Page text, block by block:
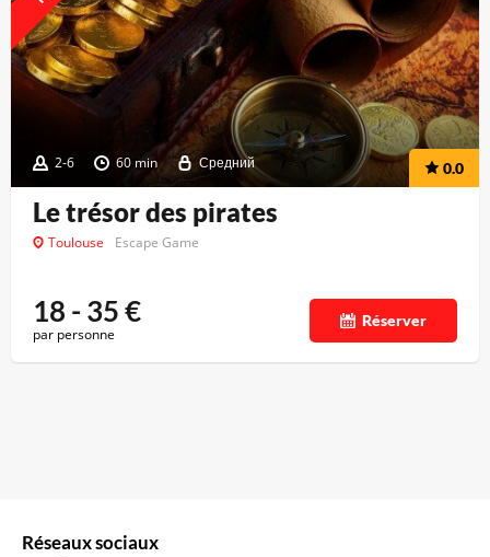
2-6 60 min Средний 0.0
Le trésor des pirates
Toulouse Escape Game
18 - 35€
par personne
Réserver
Réseaux sociaux